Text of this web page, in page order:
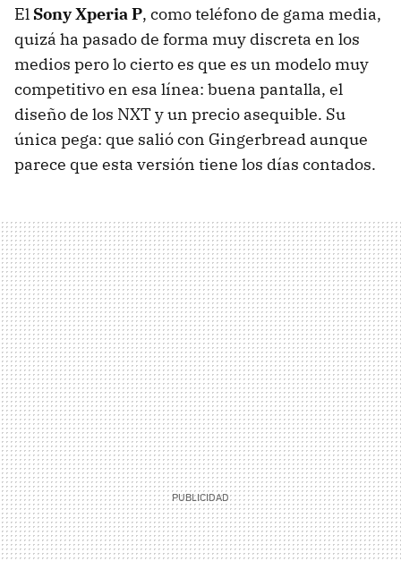
El Sony Xperia P, como teléfono de gama media,
quizá ha pasado de forma muy discreta en los
medios pero lo cierto es que es un modelo muy
competitivo en esa línea: buena pantalla, el
diseño de los NXTy un precio asequible. Su
única pega: que salió con Gingerbread aunque
parece que esta versión tiene los días contados.